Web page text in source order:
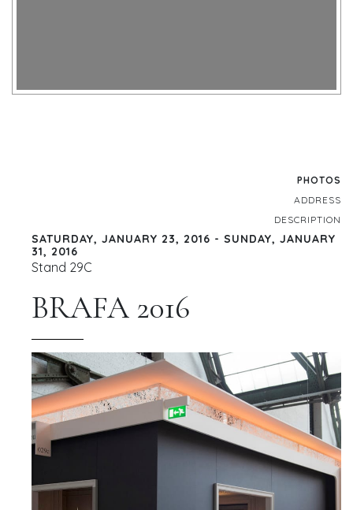
PHOTOS
ADDRESS
DESCRIPTION
SATURDAY, JANUARY 23, 2016 - SUNDAY, JANUARY
31, 2016
Stand 29C
BRAFA 2016